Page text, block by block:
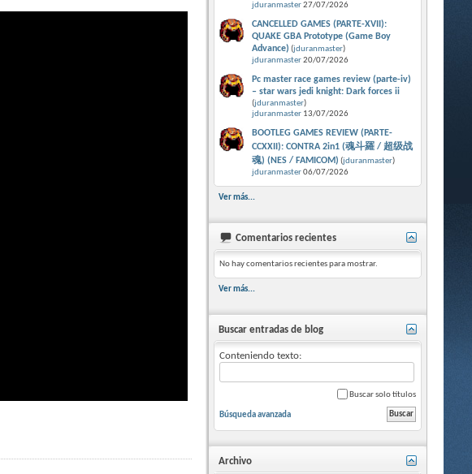
jduranmaster27/07/2026
CANCELLED GAMES (PARTE-XVII):
QUAKE GBA Prototype (Game Boy
Advance) (jduranmaster)
jduranmaster20/07/2026
Pc master race games review (parte-iv)
– star wars jedi knight: Dark forces ii
(jduranmaster)
jduranmaster 13/07/2026
BOOTLEG GAMES REVIEW (PARTE-
CCXXII): CONTRA 2in1 (魂斗羅 / 超级战
魂) (NES / FAMICOM) (jduranmaster)
jduranmaster06/07/2026
Ver más...
Comentarios recientes
No hay comentarios recientes para mostrar.
Ver más...
Buscar entradas de blog
Conteniendo texto:
Buscar solo títulos
Búsqueda avanzada
Archivo